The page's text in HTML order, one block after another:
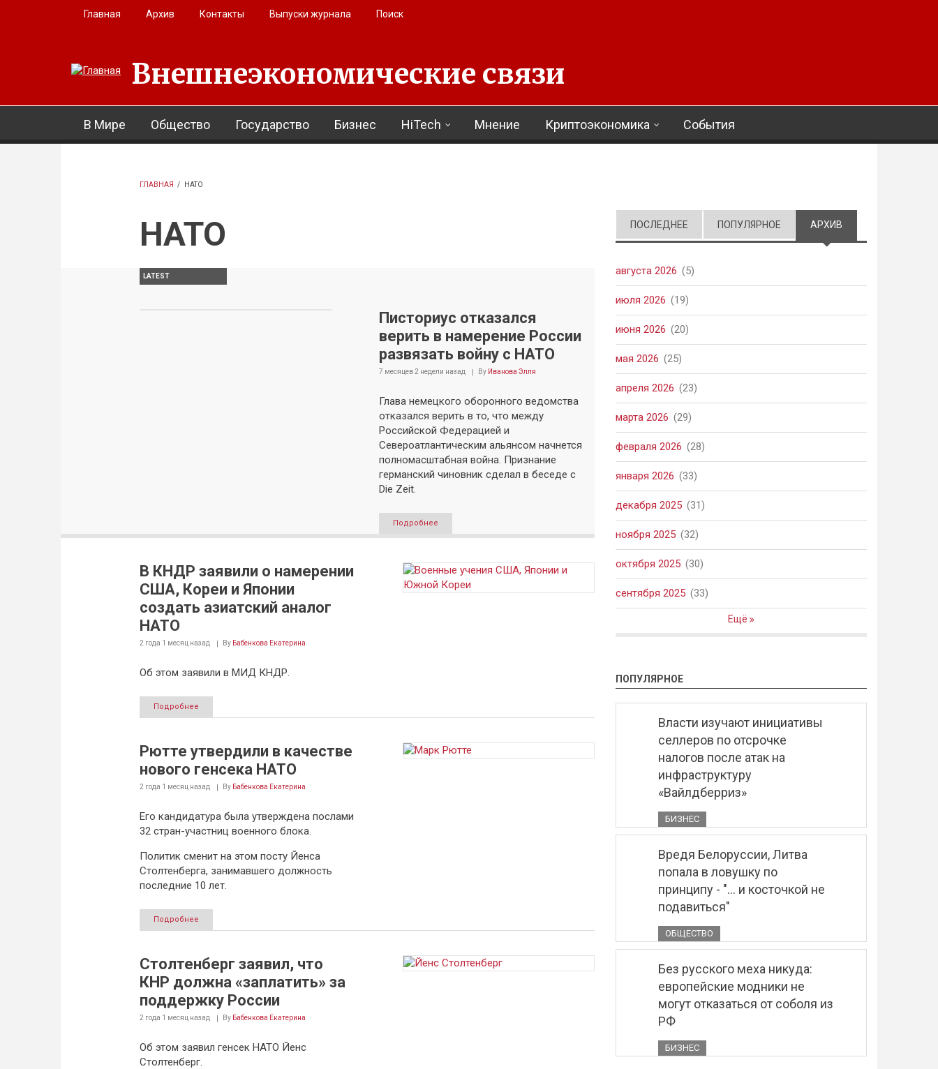
Перейти к основному содержанию
Главная Архив Контакты Выпуски журнала Поиск
Внешнеэкономические связи
В Мире Общество Государство Бизнес HiTech Мнение Криптоэкономика События
ГЛАВНАЯ / НАТО
НАТО
LATEST
Писториус отказался
верить в намерение России
развязать войну с НАТО
7 месяцев 2 недели назад By Иванова Элля
Глава немецкого оборонного ведомства
отказался верить в то, что между
Российской Федерацией и
Североатлантическим альянсом начнется
полномасштабная война. Признание
германский чиновник сделал в беседе с
Die Zeit.
Подробнее
В КНДР заявили о намерении
США, Кореи и Японии
создать азиатский аналог
НАТО
2 года 1 месяц назад By Бабенкова Екатерина
Об этом заявили в МИД КНДР.
Подробнее
Рютте утвердили в качестве
нового генсека НАТО
2 года 1 месяц назад By Бабенкова Екатерина
Его кандидатура была утверждена послами
32 стран-участниц военного блока.
Политик сменит на этом посту Йенса
Столтенберга, занимавшего должность
последние 10 лет.
Подробнее
Столтенберг заявил, что
КНР должна «заплатить» за
поддержку России
2 года 1 месяц назад By Бабенкова Екатерина
Об этом заявил генсек НАТО Йенс
Столтенберг.
ПОСЛЕДНЕЕ ПОПУЛЯРНОЕ АРХИВ
августа 2026 (5)
июля 2026 (19)
июня 2026 (20)
мая 2026 (25)
апреля 2026 (23)
марта 2026 (29)
февраля 2026 (28)
января 2026 (33)
декабря 2025 (31)
ноября 2025 (32)
октября 2025 (30)
сентября 2025 (33)
Ещё
ПОПУЛЯРНОЕ
Власти изучают инициативы
селлеров по отсрочке
налогов после атак на
инфраструктуру
«Вайлдберриз»
БИЗНЕС
Вредя Белоруссии, Литва
попала в ловушку по
принципу - "... и косточкой не
подавиться"
ОБЩЕСТВО
Без русского меха никуда:
европейские модники не
могут отказаться от соболя из
РФ
БИЗНЕС